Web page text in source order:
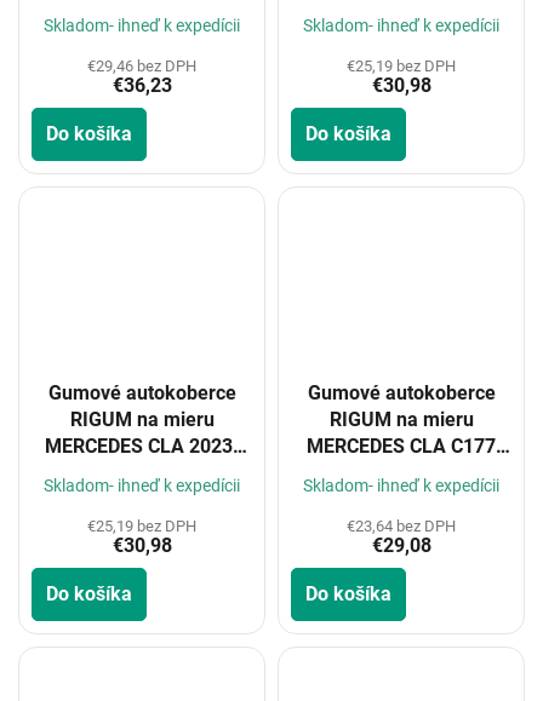
Skladom- ihneď k expedícii
€29,46 bez DPH
€36,23
Do košíka
(C118)
Skladom- ihneď k expedícii
€25,19 bez DPH
€30,98
Do košíka
Gumové autokoberce
RIGUM na mieru
MERCEDES CLA 2023-
(C118)
Skladom- ihneď k expedícii
€25,19 bez DPH
€30,98
Do košíka
Gumové autokoberce
RIGUM na mieru
MERCEDES CLA C177
2004/2013-
Skladom- ihneď k expedícii
€23,64 bez DPH
€29,08
Do košíka